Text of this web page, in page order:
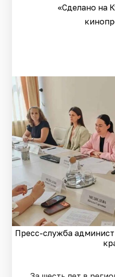
«Сделано на
Пресс-служба